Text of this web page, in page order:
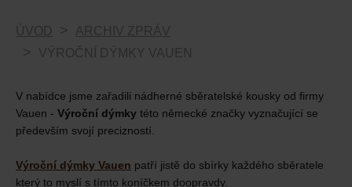
ÚVOD
ARCHIV ZPRÁV
VÝROČNÍ DÝMKY VAUEN
V nabídce jsme zařadili nádherné sběratelské kousky od firmy
Vauen - Výroční dýmky této německé značky vyznačující se
především svojí precizností.
Výroční dýmky Vauen patří jistě do sbírky každého sběratele
který to myslí s tímto koníčkem doopravdy.